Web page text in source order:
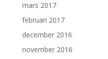
mars 2017
februari 2017
december 2016
november 2016